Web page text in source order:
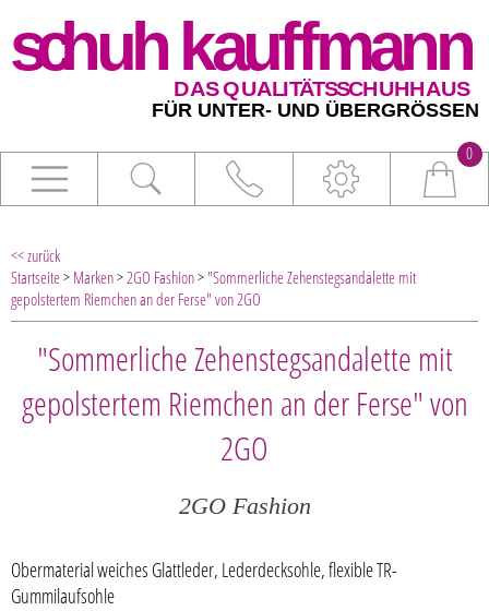
0
<< zurück
Startseite> Marken>2GO Fashion> "Sommerliche Zehenstegsandalette mit
gepolstertem Riemchen an der Ferse" von 2GO
"Sommerliche Zehenstegsandalette mit
gepolstertem Riemchen an der Ferse" von
2GO
2GO Fashion
Obermaterial weiches Glattleder, Lederdecksohle, flexible TR-
Gummilaufsohle